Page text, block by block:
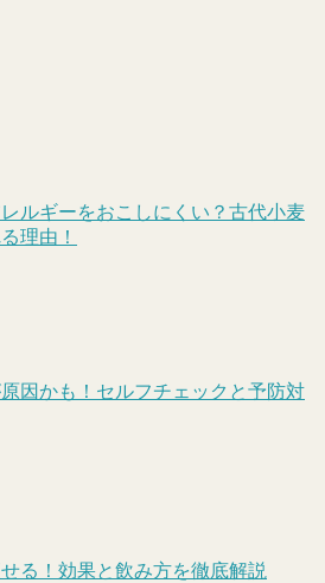
ルギーをおこしにくい？古代小麦
理由！
因かも！セルフチェックと予防対
る！効果と飲み方を徹底解説